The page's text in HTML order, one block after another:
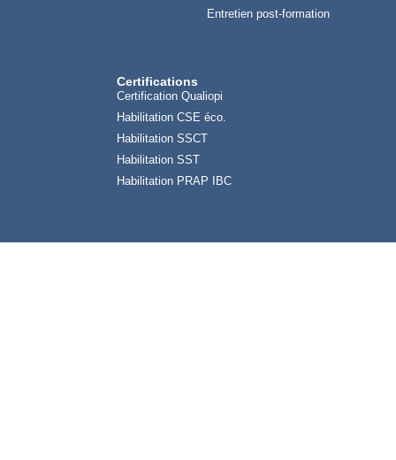
Entretien post-formation
Certifications
Certification Qualiopi
Habilitation CSE éco.
Habilitation SSCT
Habilitation SST
Habilitation PRAP IBC